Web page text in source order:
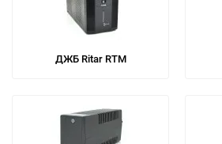
ДЖБ Ritar RTM